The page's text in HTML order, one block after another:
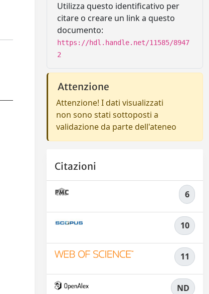
Utilizza questo identificativo per
citare o creare un link a questo
documento:
https://hdl.handle.net/11585/8947
2
Attenzione
Attenzione! I dati visualizzati
non sono stati sottoposti a
validazione da parte dell'ateneo
Citazioni
6
10
11
ND